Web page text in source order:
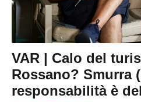
VAR | Calo del
Rossano? Smurra
responsabilità è